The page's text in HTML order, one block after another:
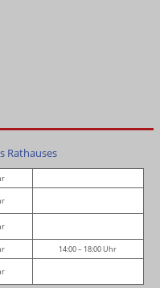
Rathauses
14:00 – 18:00 Uhr